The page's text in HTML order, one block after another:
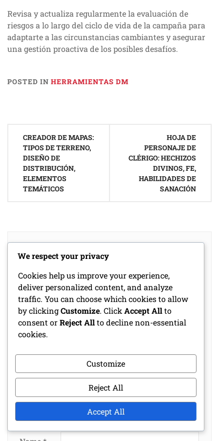
Revisa y actualiza regularmente la evaluación de
riesgos a lo largo del ciclo de vida de la campaña para
adaptarte a las circunstancias cambiantes y asegurar
una gestión proactiva de los posibles desafíos.
POSTED IN HERRAMIENTAS DM
navigation
CREADOR DE MAPAS:
TIPOS DE TERRENO,
DISEÑO DE
DISTRIBUCIÓN,
ELEMENTOS
TEMÁTICOS
HOJA DE
PERSONAJE DE
CLÉRIGO: HECHIZOS
DIVINOS, FE,
HABILIDADES DE
SANACIÓN
LEAVE A REPLY
Required fields are marked*
Comment
*
We respect your privacy
Cookies help us improve your experience,
deliver personalized content, and analyze
traffic. You can choose which cookies to allow
by clickingCustomize. Click Accept Allto
consent orReject Allto decline non-essential
cookies.
Customize
Reject All
Accept All